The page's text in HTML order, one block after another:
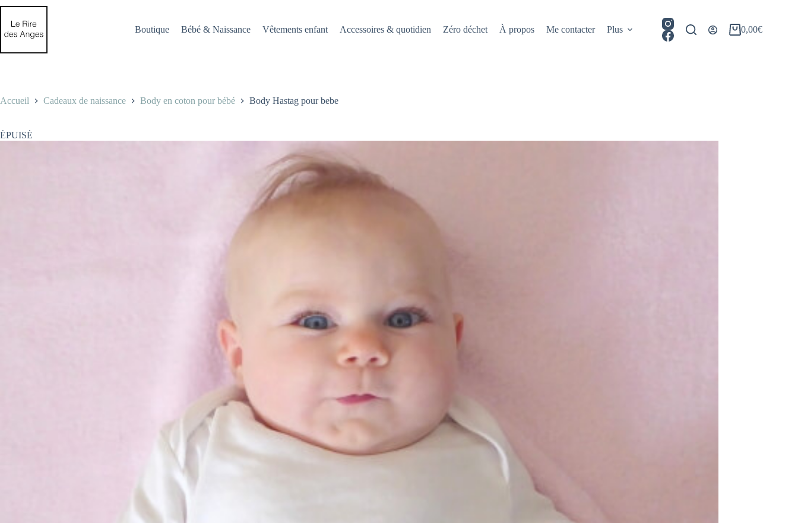
Passer
contenu
Boutique Bébé & Naissance Vêtements enfant Accessoires & quotidien Zéro déchet À propos Me contacter Plus
Panier
0,00€
Accueil Cadeaux de naissance Body en coton pour bébé Body Hastag pour bebe
ÉPUISÉ